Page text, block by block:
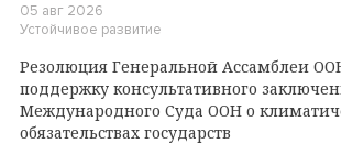
05 авг 2026
Устойчивое развитие
Резолюция Генеральной Ассамблеи
поддержку консультативного
Международного Суда ООН о
обязательствах государств